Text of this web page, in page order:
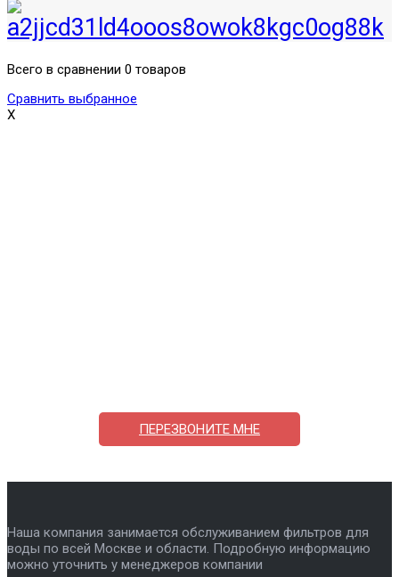
Всего в сравнении 0 товаров
Сравнить выбранное
X
ПЕРЕЗВОНИТЕ МНЕ
Наша компания занимается обслуживанием фильтров для
воды по всей Москве и области. Подробную информацию
можно уточнить у менеджеров компании